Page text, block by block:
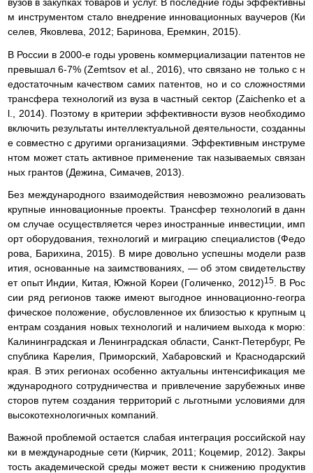
вузов в закупках товаров и услуг. В последние годы эффективны
м инструментом стало внедрение инновационных ваучеров (Ки
селев, Яковлева, 2012; Баринова, Еремкин, 2015).
В России в 2000-е годы уровень коммерциализации патентов не
превышал 6-7% (Zemtsov et al., 2016), что связано не только с н
едостаточным качеством самих патентов, но и со сложностями
трансфера технологий из вуза в частный сектор (Zaichenko et a
l., 2014). Поэтому в критерии эффективности вузов необходимо
включить результаты интеллектуальной деятельности, созданны
е совместно с другими организациями. Эффективным инструме
нтом может стать активное применение так называемых связан
ных грантов (Дежина, Симачев, 2013).
Без международного взаимодействия невозможно реализовать
крупные инновационные проекты. Трансфер технологий в данн
ом случае осуществляется через иностранные инвестиции, имп
орт оборудования, технологий и миграцию специалистов (Федо
рова, Барихина, 2015). В мире довольно успешны модели разв
ития, основанные на заимствованиях, — об этом свидетельству
ет опыт Индии, Китая, Южной Кореи (Голиченко, 2012)15. В Рос
сии ряд регионов также имеют выгодное инновационно-геогра
фическое положение, обусловленное их близостью к крупным ц
ентрам создания новых технологий и наличием выхода к морю:
Калининградская и Ленинградская области, Санкт-Петербург, Ре
спублика Карелия, Приморский, Хабаровский и Краснодарский
края. В этих регионах особенно актуальны интенсификация ме
ждународного сотрудничества и привлечение зарубежных инве
сторов путем создания территорий с льготными условиями для
высокотехнологичных компаний.
Важной проблемой остается слабая интеграция российской нау
ки в международные сети (Кирчик, 2011; Коцемир, 2012). Закры
тость академической среды может вести к снижению продуктив